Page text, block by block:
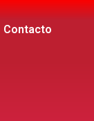
Contacto